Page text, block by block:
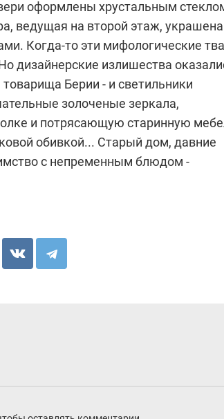
оформлены хрустальным
ведущая на второй этаж, украшена
Когда-то эти мифологические
дизайнерские излишества
Берии - и светильники
золоченые зеркала,
и потрясающую старинную
обивкой... Старый дом, давние
с непременным блюдом -